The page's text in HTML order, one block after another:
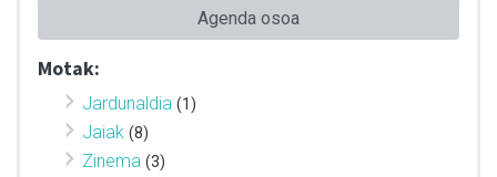
Agenda osoa
Motak:
Jardunaldia (1)
Jaiak (8)
Zinema (3)